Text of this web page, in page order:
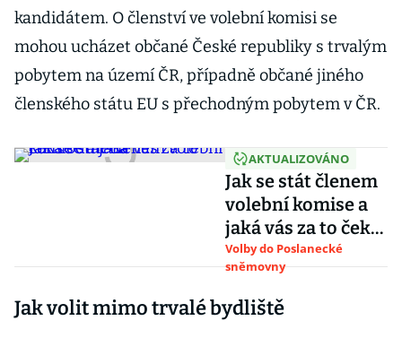
kandidátem. O členství ve volební komisi se
mohou ucházet občané České republiky s trvalým
pobytem na území ČR, případně občané jiného
členského státu EU s přechodným pobytem v ČR.
AKTUALIZOVÁNO
Jak se stát členem
volební komise a
jaká vás za to čeká
odměna
Volby do Poslanecké
sněmovny
Jak volit mimo trvalé bydliště